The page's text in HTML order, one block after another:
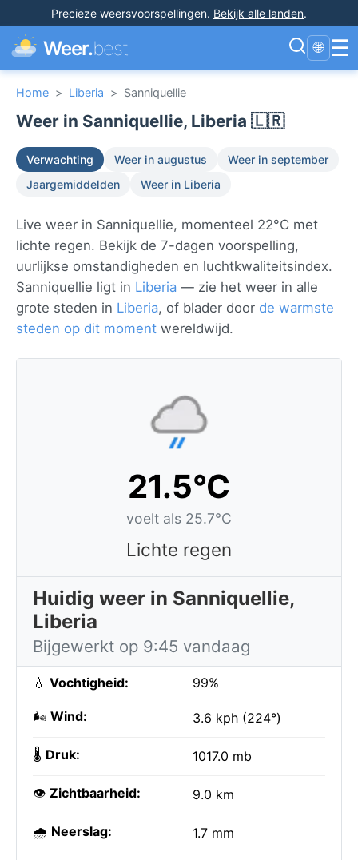
Precieze weersvoorspellingen. Bekijk alle landen.
Weer.best 🌐 ☰
Home > Liberia > Sanniquellie
Weer in Sanniquellie, Liberia 🇱🇷
Verwachting Weer in augustus
Weer in september
Jaargemiddelden
Weer in Liberia
Live weer in Sanniquellie, momenteel 22°C met
lichte regen. Bekijk de 7-dagen voorspelling,
uurlijkse omstandigheden en luchtkwaliteitsindex.
Sanniquellie ligt in Liberia — zie het weer in alle
grote steden in Liberia, of blader door de warmste
steden op dit moment wereldwijd.
21.5°C
voelt als 25.7°C
Lichte regen
Huidig weer in Sanniquellie,
Liberia
Bijgewerkt op 9:45 vandaag
💧 Vochtigheid: 99%
🌬️ Wind: 3.6 kph (224°)
🌡️ Druk: 1017.0 mb
👁️ Zichtbaarheid: 9.0 km
🌧️ Neerslag: 1.7 mm